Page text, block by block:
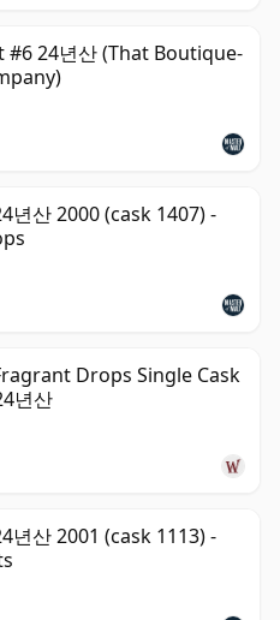
#6 24년산 (That Boutique-
년산 2000 (cask 1407) -
Drops Single Cask
년산
년산 2001 (cask 1113) -